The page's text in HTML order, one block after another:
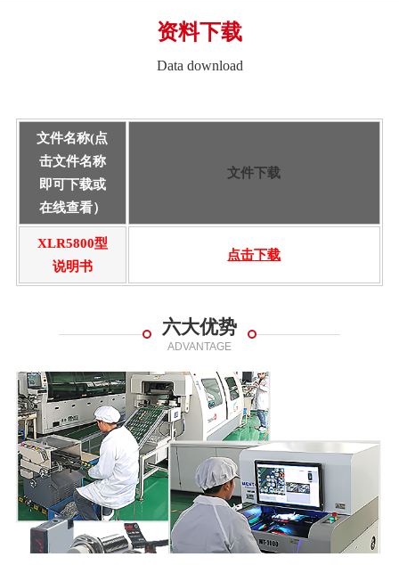
资料下载
Data download
文件名称(点
击文件名称
即可下载或
在线查看）
文件下载
XLR5800型
说明书
点击下载
六大优势
ADVANTAGE